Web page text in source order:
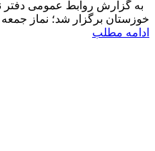
به گزارش روابط عمومی دفتر
خوزستان برگزار شد؛ نماز جمعه
ادامه مطلب